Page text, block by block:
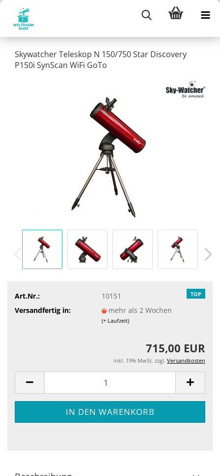
Skywatcher Teleskop N 150/750 Star Discovery
P150i SynScan WiFi GoTo
TOP
Art.Nr.:
10151
Versandfertig in:
mehr als 2 Wochen
(+ Laufzeit)
715,00 EUR
inkl. 19% MwSt. zzgl. Versandkosten